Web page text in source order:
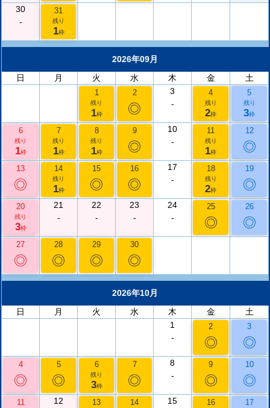
30
-
31
残り
1枠
2026年09月
日
月 火 水 木 金 土
1
残り
1枠
2
◎
3
-
4
残り
2枠
5
残り
3枠
6
残り
1枠
7
残り
1枠
8
残り
1枠
9
◎
10
-
11
残り
1枠
12
◎
13
◎
14
残り
1枠
15
◎
16
◎
17
-
18
残り
2枠
19
◎
20
残り
3枠
21
-
22
-
23
-
24
-
25
◎
26
◎
27
◎
28
◎
29
◎
30
◎
2026年10月
日
月 火 水 木 金
土
1
-
2
◎
3
◎
4
◎
5
◎
6
残り
3枠
7
◎
8
-
9
◎
10
◎
11
12
13 14
15
16 17